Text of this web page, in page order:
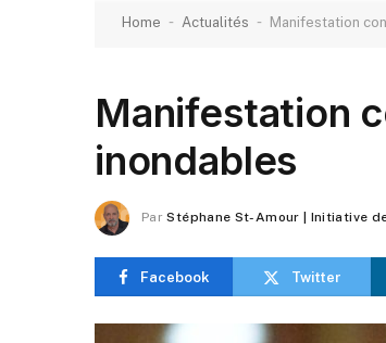
Home - Actualités - Manifestation
Manifestation
inondables
Par Stéphane St-Amour | Initiative
Facebook Twitter